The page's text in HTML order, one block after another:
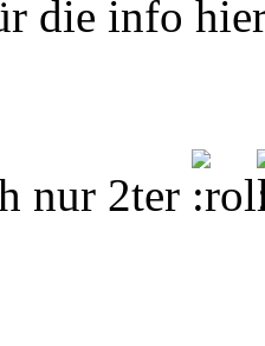
die info
nur 2ter